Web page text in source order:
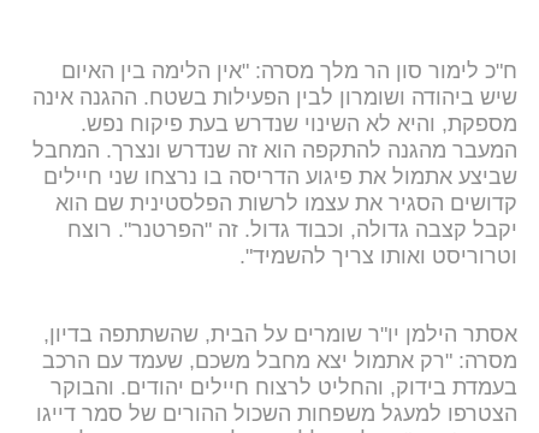
ח"כ לימור סון הר מלך מסרה: "אין הלימה בין האיום
שיש ביהודה ושומרון לבין הפעילות בשטח. ההגנה אינה
מספקת, והיא לא השינוי שנדרש בעת פיקוח נפש.
המעבר מהגנה להתקפה הוא זה שנדרש ונצרך. המחבל
שביצע אתמול את פיגוע הדריסה בו נרצחו שני חיילים
קדושים הסגיר את עצמו לרשות הפלסטינית שם הוא
יקבל קצבה גדולה, וכבוד גדול. זה "הפרטנר". רוצח
וטרוריסט ואותו צריך להשמיד".
אסתר הילמן יו"ר שומרים על הבית, שהשתתפה בדיון,
מסרה: "רק אתמול יצא מחבל משכם, שעמד עם הרכב
בעמדת בידוק, והחליט לרצוח חיילים יהודים. והבוקר
הצטרפו למעגל משפחות השכול ההורים של סמר דייגו